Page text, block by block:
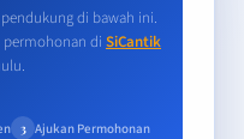
di bawah ini.
permohonan di SiCantik
3 Ajukan Permohonan